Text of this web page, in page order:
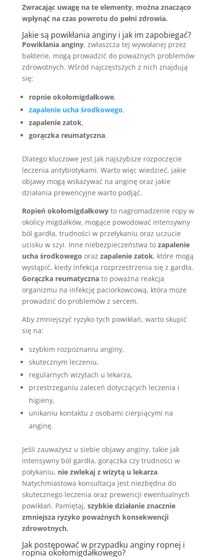
Zwracając uwagę na te elementy, można znacząco
wpłynąć na czas powrotu do pełni zdrowia.
Jakie są powikłania anginy i jak im zapobiegać?
Powikłania anginy, zwłaszcza tej wywołanej przez
bakterie, mogą prowadzić do poważnych problemów
zdrowotnych. Wśród najczęstszych z nich znajdują
się:
ropnie okołomigdałkowe,
zapalenie ucha środkowego,
zapalenie zatok,
gorączka reumatyczna.
Dlatego kluczowe jest jak najszybsze rozpoczęcie
leczenia antybiotykami. Warto więc wiedzieć, jakie
objawy mogą wskazywać na anginę oraz jakie
działania prewencyjne warto podjąć.
Ropień okołomigdałkowyto nagromadzenie ropy w
okolicy migdałków, mogące powodować intensywny
ból gardła, trudności w przełykaniu oraz uczucie
ucisku w szyi. Inne niebezpieczeństwa to zapalenie
ucha środkowego oraz zapalenie zatok, które mogą
wystąpić, kiedy infekcja rozprzestrzenia się z gardła.
Gorączka reumatycznato poważna reakcja
organizmu na infekcję paciorkowcową, która może
prowadzić do problemów z sercem.
Aby zmniejszyć ryzyko tych powikłań, warto skupić
się na:
szybkim rozpoznaniu anginy,
skutecznym leczeniu,
regularnych wizytach u lekarza,
przestrzeganiu zaleceń dotyczących leczenia i
higieny,
unikaniu kontaktu z osobami cierpiącymi na
anginę.
Jeśli zauważysz u siebie objawy anginy, takie jak
intensywny ból gardła, gorączka czy trudności w
połykaniu, nie zwlekaj z wizytą u lekarza.
Natychmiastowa konsultacja jest niezbędna do
skutecznego leczenia oraz prewencji ewentualnych
powikłań. Pamiętaj, szybkie działanie znacznie
zmniejsza ryzyko poważnych konsekwencji
zdrowotnych.
Jak postępować w przypadku anginy ropnej i
ropnia okołomigdałkowego?